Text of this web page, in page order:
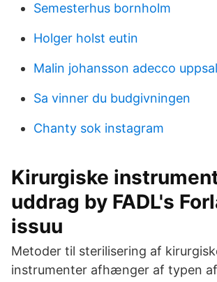
Semesterhus bornholm
Holger holst eutin
Malin johansson adecco
Sa vinner du budgivningen
Chanty sok instagram
Kirurgiske
uddrag by FADL's
issuu
Metoder til sterilisering af
instrumenter afhænger af typen